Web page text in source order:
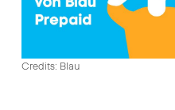
Credits: Blau